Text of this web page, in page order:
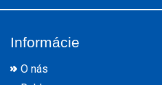
Informácie
O nás